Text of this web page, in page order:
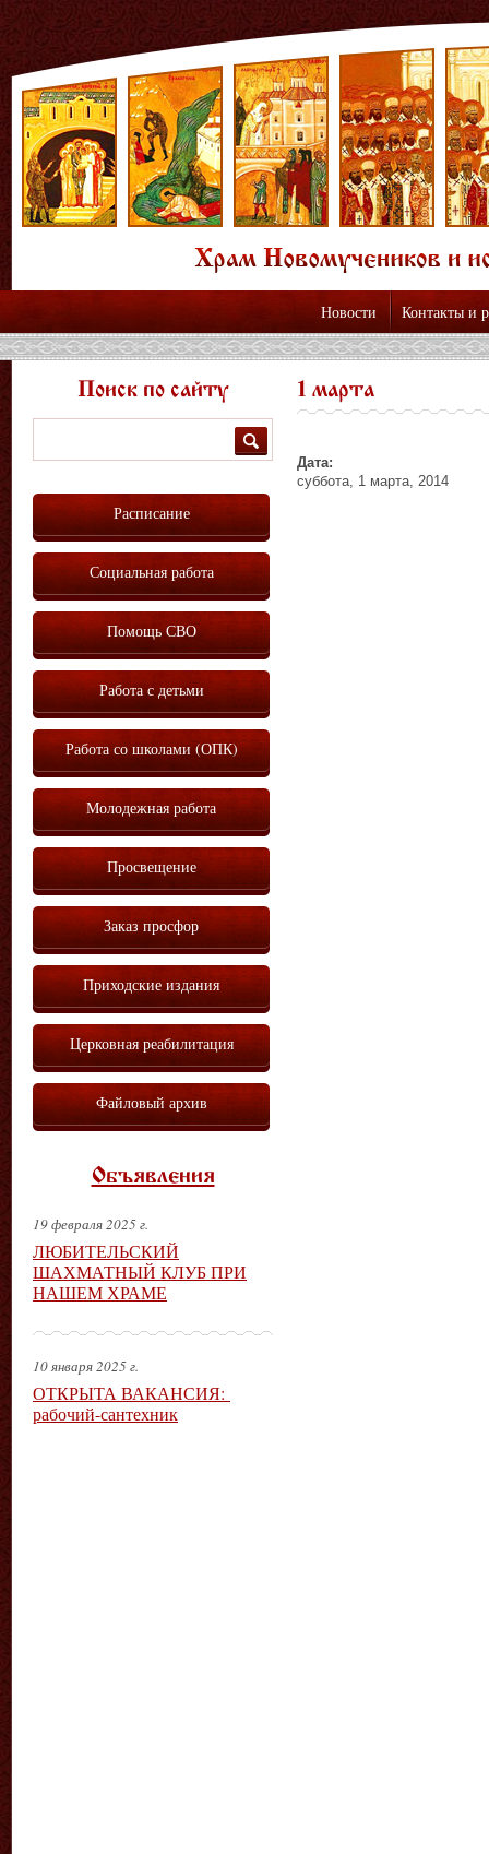
Новости Контакты и
1 марта
Дата:
суббота, 1 марта, 2014
Поиск по сайту
Расписание
Социальная работа
Помощь СВО
Работа с детьми
Работа со школами (ОПК)
Молодежная работа
Просвещение
Заказ просфор
Приходские издания
Церковная реабилитация
Файловый архив
Объявления
19 февраля 2025 г.
ЛЮБИТЕЛЬСКИЙ
ШАХМАТНЫЙ КЛУБ ПРИ
НАШЕМ ХРАМЕ
10 января 2025 г.
ОТКРЫТА ВАКАНСИЯ:
рабочий-сантехник